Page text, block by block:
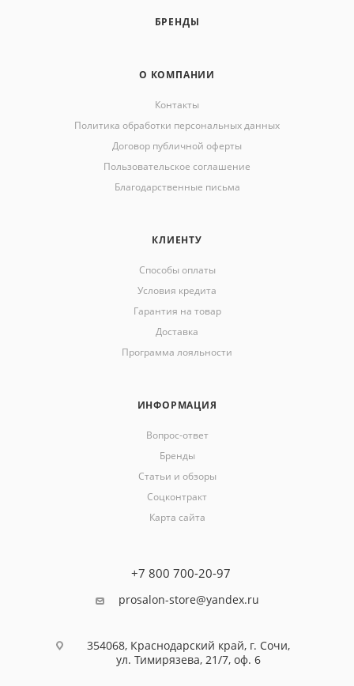
БРЕНДЫ
О КОМПАНИИ
Контакты
Политика обработки персональных данных
Договор публичной оферты
Пользовательское соглашение
Благодарственные письма
КЛИЕНТУ
Способы оплаты
Условия кредита
Гарантия на товар
Доставка
Программа лояльности
ИНФОРМАЦИЯ
Вопрос-ответ
Бренды
Статьи и обзоры
Соцконтракт
Карта сайта
+7 800 700-20-97
prosalon-store@yandex.ru
354068, Краснодарский край, г. Сочи,
ул. Тимирязева, 21/7, оф. 6